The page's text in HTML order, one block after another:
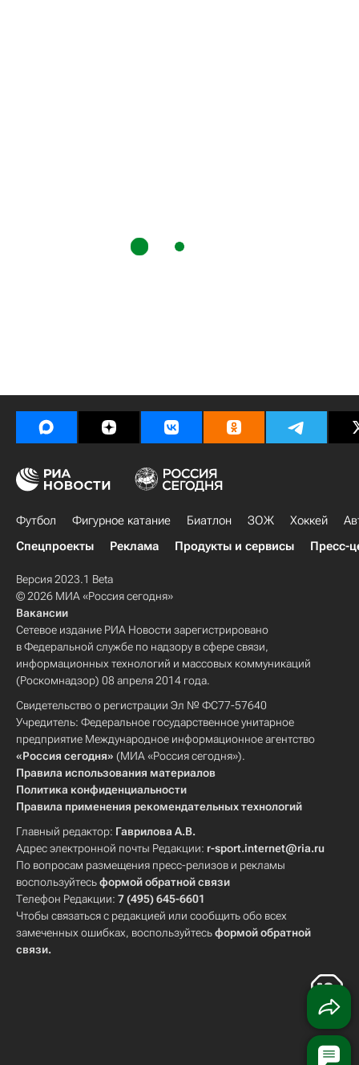
Футбол Фигурное катание Биатлон ЗОЖ Хоккей
Спецпроекты
Реклама Продукты и сервисы Пресс-
Версия 2023.1 Beta
© 2026 МИА «Россия сегодня»
Вакансии
Сетевое издание РИА Новости зарегистрировано
в Федеральной службе по надзору в сфере связи,
информационных технологий и массовых коммуникаций
(Роскомнадзор) 08 апреля 2014 года.
Свидетельство о регистрации Эл № ФС77-57640
Учредитель: Федеральное государственное унитарное
предприятие Международное информационное агентство
«Россия сегодня» (МИА «Россия сегодня»).
Правила использования материалов
Политика конфиденциальности
Правила применения рекомендательных технологий
Главный редактор: Гаврилова А.В.
Адрес электронной почты Редакции: r-sport.internet@ria.ru
По вопросам размещения пресс-релизов и рекламы
воспользуйтесьформой обратной связи
Телефон Редакции: 7 (495) 645-6601
Чтобы связаться с редакцией или сообщить обо всех
замеченных ошибках, воспользуйтесьформой обратной
связи.